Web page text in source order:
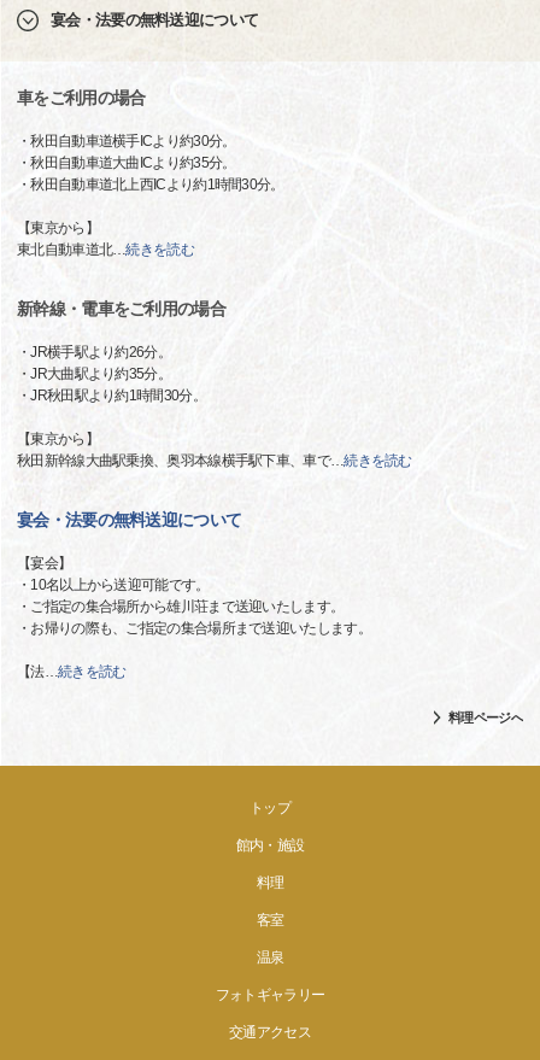
宴会・法要の無料送迎について
車をご利用の場合
・秋田自動車道横手ICより約30分。
・秋田自動車道大曲ICより約35分。
・秋田自動車道北上西ICより約1時間30分。
【東京から】
東北自動車道北…続きを読む
新幹線・電車をご利用の場合
・JR横手駅より約26分。
・JR大曲駅より約35分。
・JR秋田駅より約1時間30分。
【東京から】
秋田新幹線大曲駅乗換、奥羽本線横手駅下車、車で…続きを読む
宴会・法要の無料送迎について
【宴会】
・10名以上から送迎可能です。
・ご指定の集合場所から雄川荘まで送迎いたします。
・お帰りの際も、ご指定の集合場所まで送迎いたします。
【法…続きを読む
料理ページへ
トップ
館内・施設
料理
客室
温泉
フォトギャラリー
交通アクセス